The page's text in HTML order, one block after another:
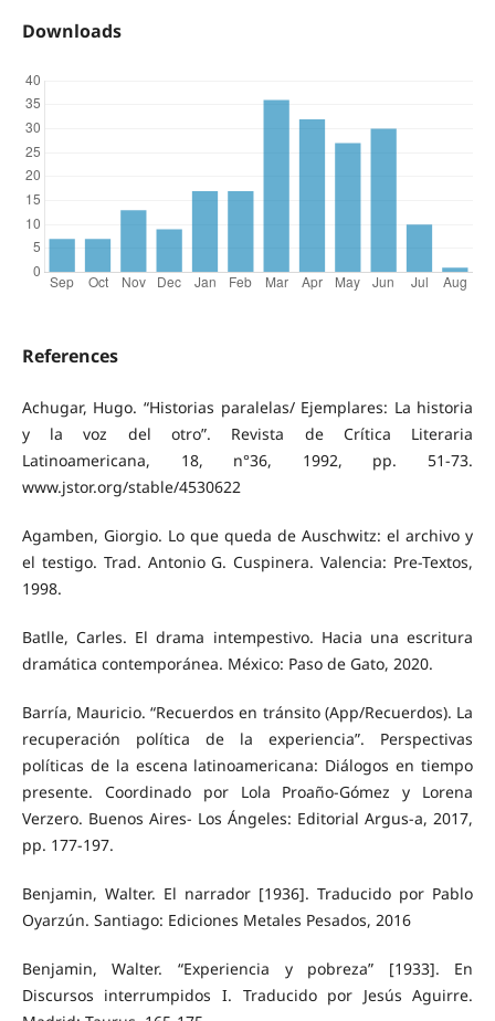
Downloads
References
Achugar, Hugo. “Historias paralelas/ Ejemplares: La historia
y la voz del otro”. Revista de Crítica Literaria
Latinoamericana, 18, n°36, 1992, pp. 51-73.
www.jstor.org/stable/4530622
Agamben, Giorgio. Lo que queda de Auschwitz: el archivo y
el testigo. Trad. Antonio G. Cuspinera. Valencia: Pre-Textos,
1998.
Batlle, Carles. El drama intempestivo. Hacia una escritura
dramática contemporánea. México: Paso de Gato, 2020.
Barría, Mauricio. “Recuerdos en tránsito (App/Recuerdos). La
recuperación política de la experiencia”. Perspectivas
políticas de la escena latinoamericana: Diálogos en tiempo
presente. Coordinado por Lola Proaño-Gómez y Lorena
Verzero. Buenos Aires- Los Ángeles: Editorial Argus-a, 2017,
pp. 177-197.
Benjamin, Walter. El narrador [1936]. Traducido por Pablo
Oyarzún. Santiago: Ediciones Metales Pesados, 2016
Benjamin, Walter. “Experiencia y pobreza” [1933]. En
Discursos interrumpidos I. Traducido por Jesús Aguirre.